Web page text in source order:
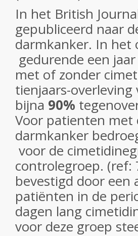
In het British
gepubliceerd naar
darmkanker. In het
gedurende een
met of zonder
tienjaars-
bijna 90%
Voor patienten met
darmkanker
voor de
controlegroep. (ref:
bevestigd door een
patiënten in de
dagen lang
voor deze groep